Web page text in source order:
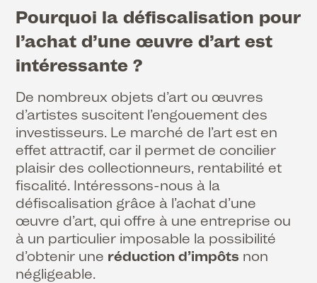
Pourquoi la défiscalisation pour
l’achat d’une œuvre d’art est
intéressante ?
De nombreux objets d’art ou œuvres
d’artistes suscitent l’engouement des
investisseurs. Le marché de l’art est en
effet attractif, car il permet de concilier
plaisir des collectionneurs, rentabilité et
fiscalité. Intéressons-nous à la
défiscalisation grâce à l’achat d’une
œuvre d’art, qui offre à une entreprise ou
à un particulier imposable la possibilité
d’obtenir une réduction d’impôts non
négligeable.